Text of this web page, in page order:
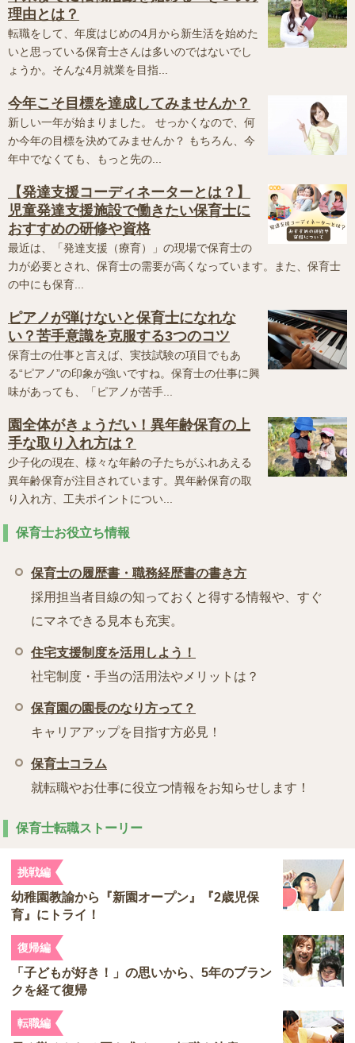
理由とは？
転職をして、年度はじめの4月から新生活を始めた
いと思っている保育士さんは多いのではないでし
ょうか。そんな4月就業を目指...
今年こそ目標を達成してみませんか？
新しい一年が始まりました。 せっかくなので、何
か今年の目標を決めてみませんか？ もちろん、今
年中でなくても、もっと先の...
【発達支援コーディネーターとは？】
児童発達支援施設で働きたい保育士に
おすすめの研修や資格
最近は、「発達支援（療育）」の現場で保育士の
力が必要とされ、保育士の需要が高くなっています。また、保育士
の中にも保育...
ピアノが弾けないと保育士になれな
い？苦手意識を克服する3つのコツ
保育士の仕事と言えば、実技試験の項目でもあ
る“ピアノ”の印象が強いですね。保育士の仕事に興
味があっても、「ピアノが苦手...
園全体がきょうだい！異年齢保育の上
手な取り入れ方は？
少子化の現在、様々な年齢の子たちがふれあえる
異年齢保育が注目されています。異年齢保育の取
り入れ方、工夫ポイントについ...
保育士お役立ち情報
保育士の履歴書・職務経歴書の書き方
採用担当者目線の知っておくと得する情報や、すぐ
にマネできる見本も充実。
住宅支援制度を活用しよう！
社宅制度・手当の活用法やメリットは？
保育園の園長のなり方って？
キャリアアップを目指す方必見！
保育士コラム
就転職やお仕事に役立つ情報をお知らせします！
保育士転職ストーリー
挑戦編
幼稚園教諭から『新園オープン』『2歳児保
育』にトライ！
復帰編
「子どもが好き！」の思いから、5年のブラン
クを経て復帰
転職編